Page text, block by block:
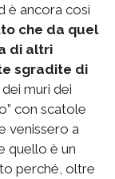
è ancora così
che da quel
di altri
sgradite di
dei muri dei
con scatole
venissero a
quello è un
perché, oltre